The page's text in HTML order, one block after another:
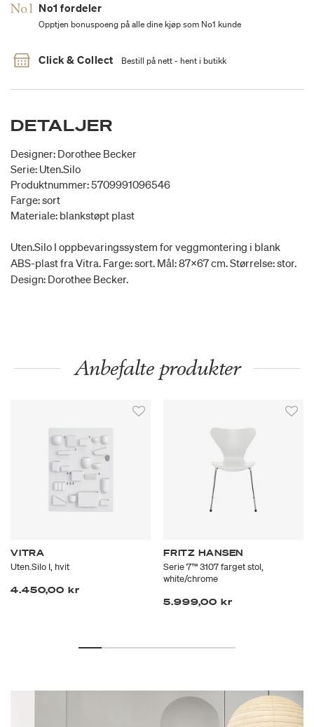
No1 fordeler
Opptjen bonuspoeng på alle dine kjøp som No1 kunde
Click & Collect Bestill på nett - hent i butikk
DETALJER
Designer: Dorothee Becker
Serie: Uten.Silo
Produktnummer: 5709991096546
Farge: sort
Materiale: blankstøpt plast
Uten.Silo I oppbevaringssystem for veggmontering i blank
ABS-plast fra Vitra. Farge: sort. Mål: 87x67 cm. Størrelse: stor.
Design: Dorothee Becker.
Anbefalte produkter
VITRA
Uten.Silo I, hvit
4.450,00 kr
FRITZ HANSEN
Serie 7™ 3107 farget stol,
white/chrome
5.999,00 kr